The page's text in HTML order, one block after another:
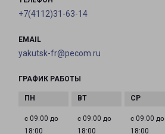
+7(4112)31-63-14
EMAIL
yakutsk-fr@pecom.ru
ГРАФИК РАБОТЫ
с 09:00 до
18:00
с 09:00 до
18:00
с 09:00 до
18:00